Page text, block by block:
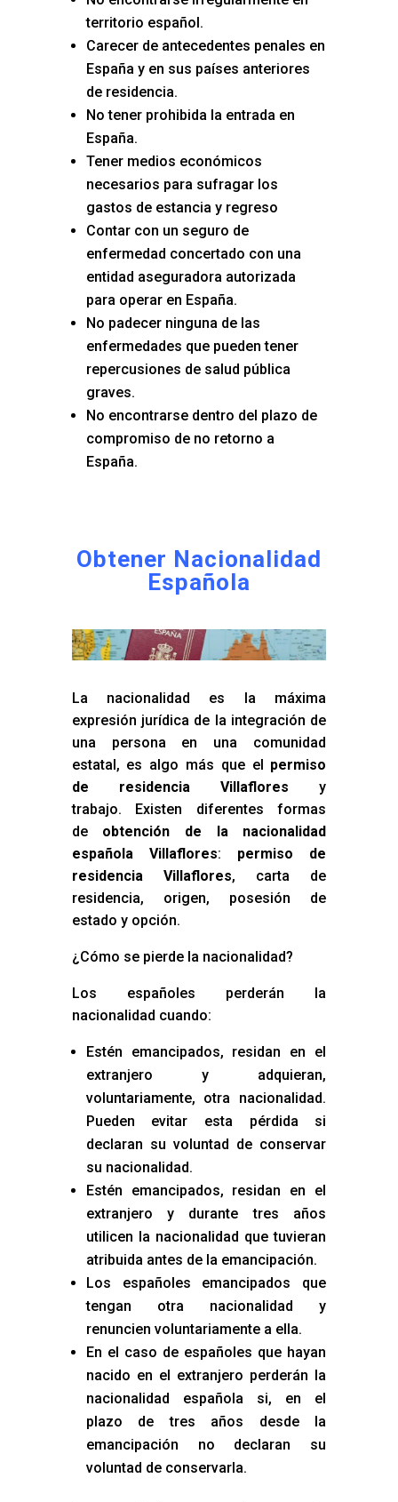
territorio español.
Carecer de antecedentes penales en
España y en sus países anteriores
de residencia.
No tener prohibida la entrada en
España.
Tener medios económicos
necesarios para sufragar los
gastos de estancia y regreso
Contar con un seguro de
enfermedad concertado con una
entidad aseguradora autorizada
para operar en España.
No padecer ninguna de las
enfermedades que pueden tener
repercusiones de salud pública
graves.
No encontrarse dentro del plazo de
compromiso de no retorno a
España.
Obtener Nacionalidad
Española
La nacionalidad es la máxima
expresión jurídica de la integración de
una persona en una comunidad
estatal, es algo más que el permiso
de residencia Villaflores y
trabajo. Existen diferentes formas
de obtención de la nacionalidad
española Villaflores: permiso de
residencia Villaflores, carta de
residencia, origen, posesión de
estado y opción.
¿Cómo se pierde la nacionalidad?
Los españoles perderán la
nacionalidad cuando:
Estén emancipados, residan en el
extranjero y adquieran,
voluntariamente, otra nacionalidad.
Pueden evitar esta pérdida si
declaran su voluntad de conservar
su nacionalidad.
Estén emancipados, residan en el
extranjero y durante tres años
utilicen la nacionalidad que tuvieran
atribuida antes de la emancipación.
Los españoles emancipados que
tengan otra nacionalidad y
renuncien voluntariamente a ella.
En el caso de españoles que hayan
nacido en el extranjero perderán la
nacionalidad española si, en el
plazo de tres años desde la
emancipación no declaran su
voluntad de conservarla.